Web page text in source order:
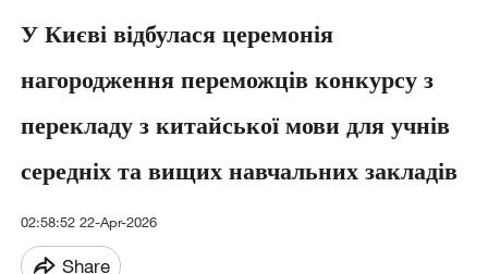
У Києві відбулася церемонія
нагородження переможців конкурсу з
перекладу з китайської мови для учнів
середніх та вищих навчальних закладів
02:58:52 22-Apr-2026
Share